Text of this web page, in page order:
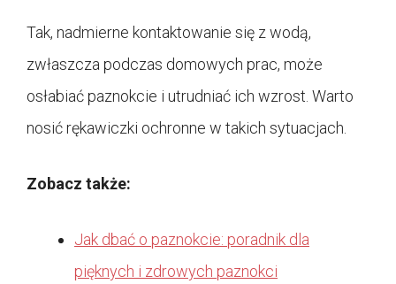
Tak, nadmierne kontaktowanie się z wodą,
zwłaszcza podczas domowych prac, może
osłabiać paznokcie i utrudniać ich wzrost. Warto
nosić rękawiczki ochronne w takich sytuacjach.
Zobacz także:
Jak dbać o paznokcie: poradnik dla
pięknych i zdrowych paznokci